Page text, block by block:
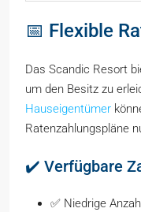
📅 Flexible
Das Scandic Resort
um den Besitz zu
Hauseigentümer
Ratenzahlungspläne
✔️ Verfügbare
✅ Niedrige